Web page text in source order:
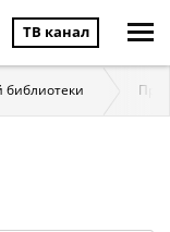
ТВ канал
библиотеки